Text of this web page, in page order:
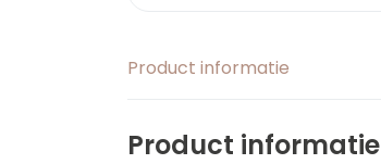
Product informatie
Product informatie